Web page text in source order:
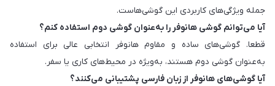
جمله ویژگی‌های کاربردی این گوشی‌هاست.
آیا می‌توانم گوشی هانوفر را به‌عنوان گوشی دوم استفاده کنم؟
قطعا. گوشی‌های ساده و مقاوم هانوفر انتخابی عالی برای استفاده
به‌عنوان گوشی دوم هستند، به‌ویژه در محیط‌های کاری یا سفر.
آیا گوشی‌های هانوفر از زبان فارسی پشتیبانی می‌کنند؟